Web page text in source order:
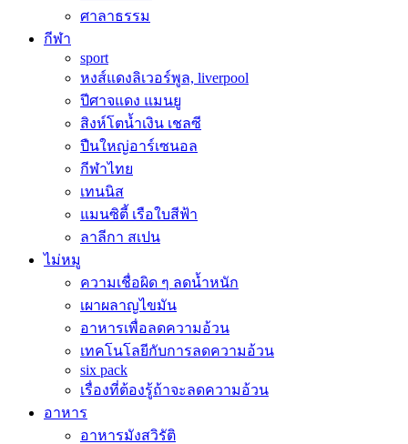
ศาลาธรรม
กีฬา
sport
หงส์แดงลิเวอร์พูล, liverpool
ปีศาจแดง แมนยู
สิงห์โตน้ำเงิน เชลซี
ปืนใหญ่อาร์เซนอล
กีฬาไทย
เทนนิส
แมนซิตี้ เรือใบสีฟ้า
ลาลีกา สเปน
ไม่หมู
ความเชื่อผิด ๆ ลดน้ำหนัก
เผาผลาญไขมัน
อาหารเพื่อลดความอ้วน
เทคโนโลยีกับการลดความอ้วน
six pack
เรื่องที่ต้องรู้ถ้าจะลดความอ้วน
อาหาร
อาหารมังสวิรัติ